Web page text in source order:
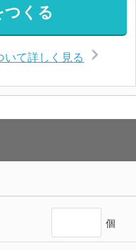
くる
て詳しく見る
個